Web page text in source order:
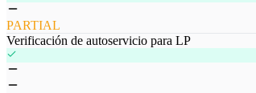
PARTIAL
Verificación de autoservicio para LP